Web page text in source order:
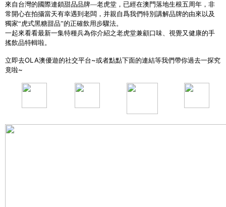
來自台灣的國際連鎖甜品品牌—老虎堂，已經在澳門落地生根五周年，非
常開心在拍攝當天有幸遇到老闆，并親自爲我們特別講解品牌的由來以及
獨家“虎式黑糖甜品”的正確飲用步驟法。
一起來看看最新一集特種兵為你介紹之老虎堂兼顧口味、視覺又健康的手
搖飲品特輯啦。
立即去OLA澳優遊的社交平台~或者點點下面的連結等我們帶你過去一探究
竟啦~